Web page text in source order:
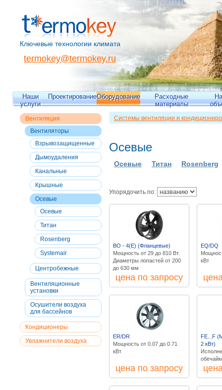
Ключевые технологии климата
termokey@termokey.ru
Наши
услуги
ПроектированиеОборудование
Расходные
материалы
Вентиляция
Вентиляторы
Взрывозащищенные
Дымоудаления
Канальные
Крышные
Осевые
Осевые
Титан
Rosenberg
Systemair
Центробежные
Вентиляционные
установки
Осушители воздуха
для бассейнов
Кондиционеры
Увлажнители воздуха
Системы вентиляции и
Осевые
Осевые Титан Rosenberg
Упорядочить по:
BO - 4(E) (Фланцевые)
Мощность от 29 до 810 Вт.
Диаметры лопастей от 200
до 630 мм
цена по запросу
EQ/DQ
кВт
ER/DR
Мощность от 0.07 до 0.71
кВт
цена по запросу
FE...F
2 кВт)